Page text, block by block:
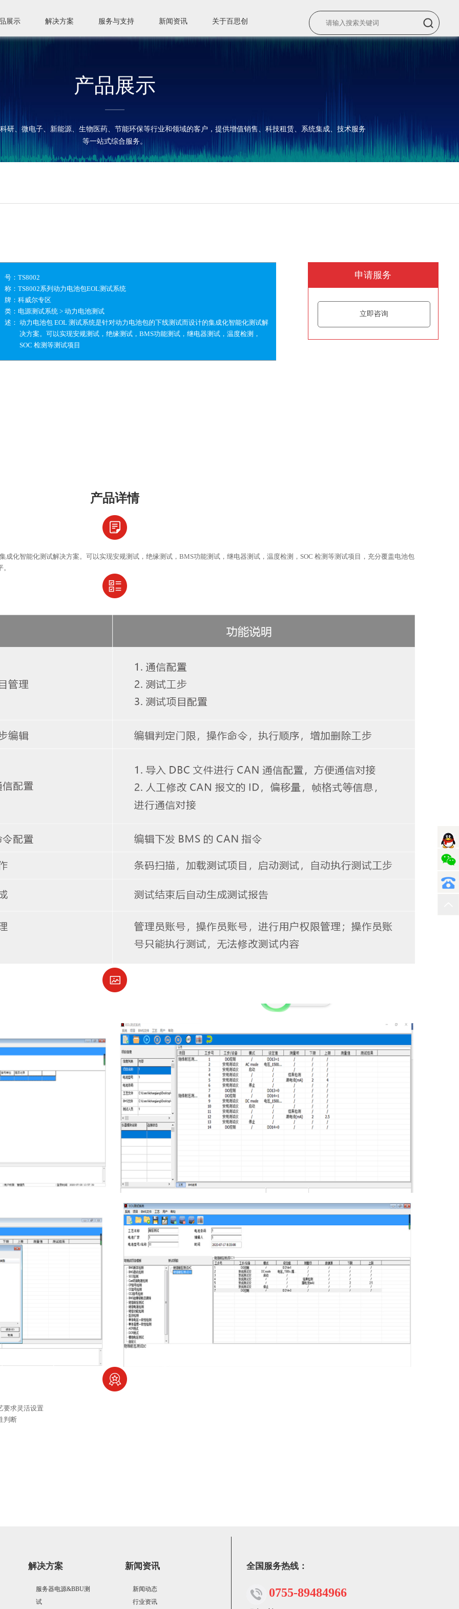
展示 解决方案 服务与支持 新闻资讯 关于百思创
产品展示
研、微电子、新能源、生物医药、节能环保等行业和领域的客户，提供增值销售、科技租赁、系统集成、技术服务
等一站式综合服务。
：TS8002
：TS8002系列动力电池包EOL测试系统
：科威尔专区
： 电源测试系统 > 动力电池测试
： 动力电池包 EOL 测试系统是针对动力电池包的下线测试而设计的集成化智能化测试解
决方案。可以实现安规测试，绝缘测试，BMS功能测试，继电器测试，温度检测，
SOC 检测等测试项目
申请服务
立即咨询
产品详情
成化智能化测试解决方案。可以实现安规测试，绝缘测试，BMS功能测试，继电器测试，温度检测，SOC 检测等测试项目，充分覆盖电池包
要求灵活设置
判断
解决方案
服务器电源&BBU测
试
新闻资讯
新闻动态
行业资讯
全国服务热线：
0755-89484966